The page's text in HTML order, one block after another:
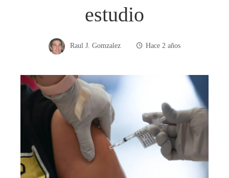
estudio
Raul J. Gomzalez Hace 2 años